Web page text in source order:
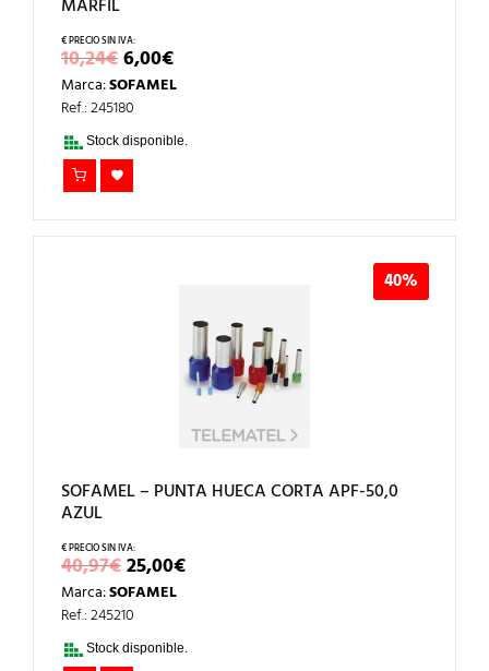
MARFIL
10,24€EL
PRECIO
ORIGINAL
ERA:
10,24€.
6,00€EL
PRECIO
ACTUAL
6,00€.
Marca:SOFAMEL
Ref.: 245180
Stock disponible.
40%
SOFAMEL – PUNTA HUECA CORTA APF-50,0
AZUL
40,97€EL
PRECIO
ORIGINAL
ERA:
40,97€.
25,00€EL
PRECIO
Marca:SOFAMEL
Ref.: 245210
Stock disponible.